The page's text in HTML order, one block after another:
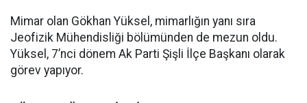
Mimar olan Gökhan Yüksel, mimarlığın yanı sıra
Jeofizik Mühendisliği bölümünden de mezun oldu.
Yüksel, 7’nci dönem Ak Parti Şişli İlçe Başkanı olarak
görev yapıyor.